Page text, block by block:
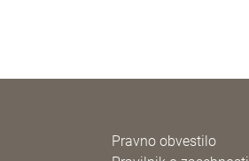
Pravno obvestilo